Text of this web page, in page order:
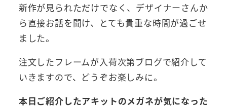
新作が見られただけでなく、デザイナーさんか
ら直接お話を聞け、とても貴重な時間が過ごせ
ました。
注文したフレームが入荷次第ブログで紹介して
いきますので、どうぞお楽しみに。
本日ご紹介したアキットのメガネが気になった